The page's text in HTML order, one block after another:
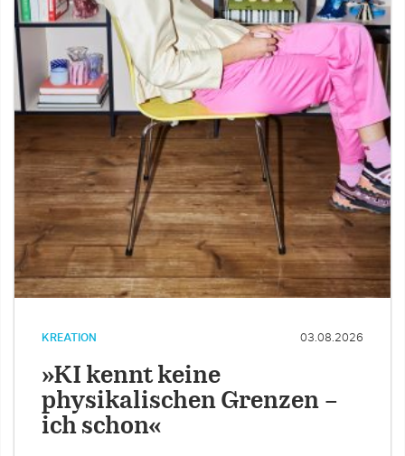
KREATION 03.08.2026
»KI kennt keine
physikalischen Grenzen –
ich schon«